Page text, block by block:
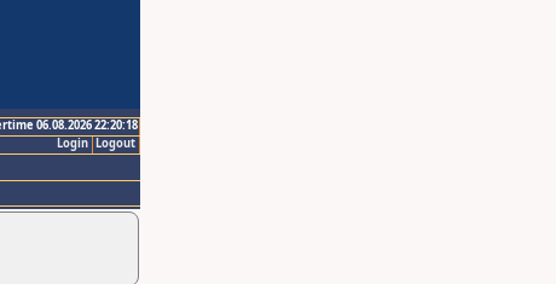
06.08.2026 22:20:18
Logout
Login